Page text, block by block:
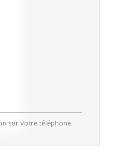
sur votre téléphone.